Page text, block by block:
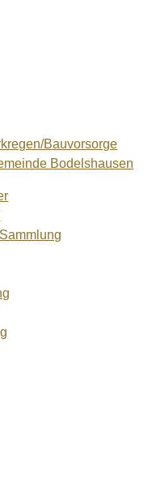
Bauvorsorge
Bodelshausen